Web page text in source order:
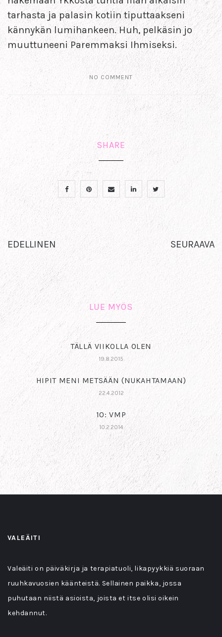
tarhasta ja palasin kotiin tiputtaakseni
kännykän lumihankeen. Huh, pelkäsin jo
muuttuneeni Paremmaksi Ihmiseksi.
NO COMMENT
SHARE
EDELLINEN SEURAAVA
LUE MYÖS
TÄLLÄ VIIKOLLA OLEN
19.8.2015
HIPIT MENI METSÄÄN (NUKAHTAMAAN)
22.4.2012
10: VMP
10.2.2014
VALEÄITI
Valeäiti on päiväkirja ja terapiatuoli, likapyykkiä suoraan
ruuhkavuosien käänteistä. Sellainen paikka, jossa
puhutaan niistä asioista, joista et itse olisi oikein
kehdannut.